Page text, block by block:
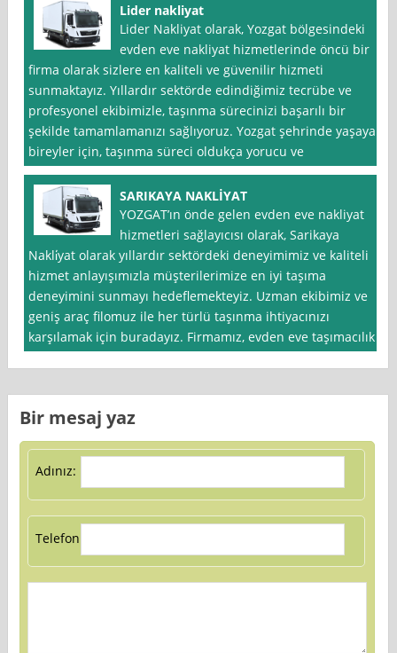
Lider nakliyat
Lider Nakliyat olarak, Yozgat bölgesindeki
evden eve nakliyat hizmetlerinde öncü bir
firma olarak sizlere en kaliteli ve güvenilir hizmeti
sunmaktayız. Yıllardır sektörde edindiğimiz tecrübe ve
profesyonel ekibimizle, taşınma sürecinizi başarılı bir
şekilde tamamlamanızı sağlıyoruz. Yozgat şehrinde yaşayan
bireyler için, taşınma süreci oldukça yorucu ve
SARIKAYA NAKLİYAT
YOZGAT’ın önde gelen evden eve nakliyat
hizmetleri sağlayıcısı olarak, Sarikaya
Nakli̇yat olarak yıllardır sektördeki deneyimimiz ve kaliteli
hizmet anlayışımızla müşterilerimize en iyi taşıma
deneyimini sunmayı hedeflemekteyiz. Uzman ekibimiz ve
geniş araç filomuz ile her türlü taşınma ihtiyacınızı
karşılamak için buradayız. Firmamız, evden eve taşımacılık
Bir mesaj yaz
Adınız:
Telefon: